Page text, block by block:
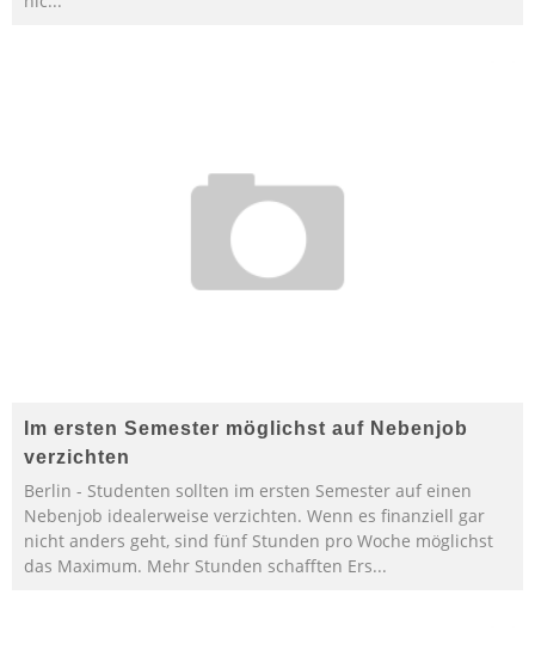
Im ersten Semester möglichst auf Nebenjob
verzichten
Berlin - Studenten sollten im ersten Semester auf einen
Nebenjob idealerweise verzichten. Wenn es finanziell gar
nicht anders geht, sind fünf Stunden pro Woche möglichst
das Maximum. Mehr Stunden schafften Ers...